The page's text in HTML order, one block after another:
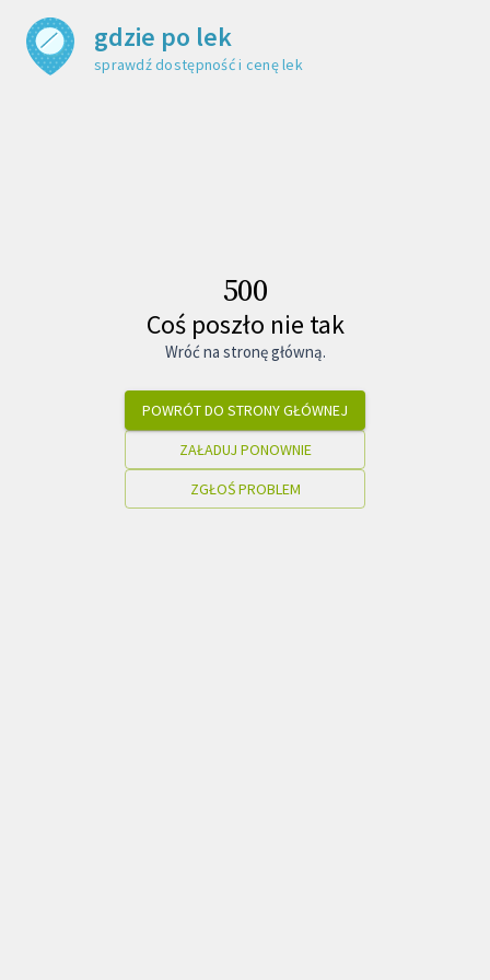
sprawdź dostępność i cenę leku
gdzie po lek
500
Coś poszło nie tak
Wróć na stronę główną.
POWRÓT DO STRONY GŁÓWNEJ
ZAŁADUJ PONOWNIE
ZGŁOŚ PROBLEM